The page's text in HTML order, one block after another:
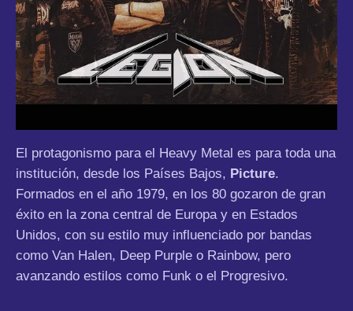
El protagonismo para el Heavy Metal es para toda una
institución, desde los Países Bajos, Picture.
Formados en el año 1979, en los 80 gozaron de gran
éxito en la zona central de Europa y en Estados
Unidos, con su estilo muy influenciado por bandas
como Van Halen, Deep Purple o Rainbow, pero
avanzando estilos como Funk o el Progresivo.